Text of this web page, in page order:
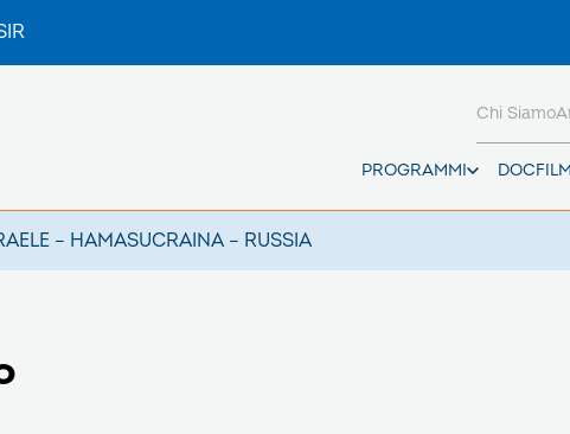
PROGRAMMI DOCFILM
Chi Siamo
– HAMASUCRAINA – RUSSIA